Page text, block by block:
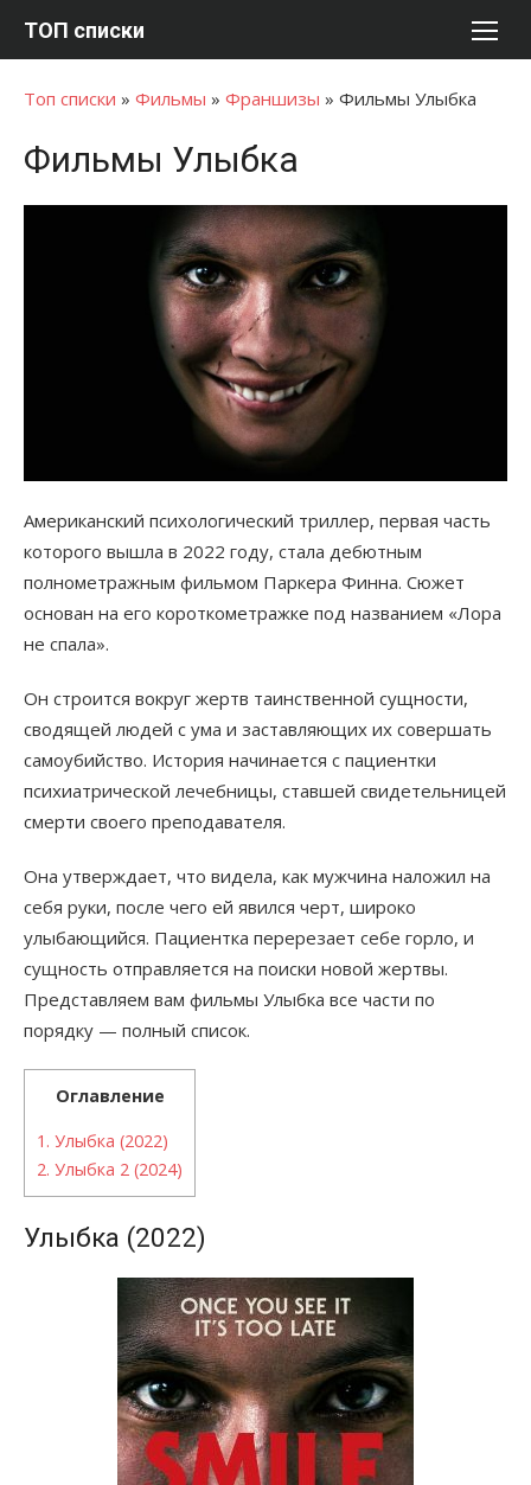
ТОП списки
Топ списки » Фильмы » Франшизы » Фильмы Улыбка
Фильмы Улыбка
Американский психологический триллер, первая часть
которого вышла в 2022 году, стала дебютным
полнометражным фильмом Паркера Финна. Сюжет
основан на его короткометражке под названием «Лора
не спала».
Он строится вокруг жертв таинственной сущности,
сводящей людей с ума и заставляющих их совершать
самоубийство. История начинается с пациентки
психиатрической лечебницы, ставшей свидетельницей
смерти своего преподавателя.
Она утверждает, что видела, как мужчина наложил на
себя руки, после чего ей явился черт, широко
улыбающийся. Пациентка перерезает себе горло, и
сущность отправляется на поиски новой жертвы.
Представляем вам фильмы Улыбка все части по
порядку — полный список.
Оглавление
1. Улыбка (2022)
2. Улыбка 2 (2024)
Улыбка (2022)